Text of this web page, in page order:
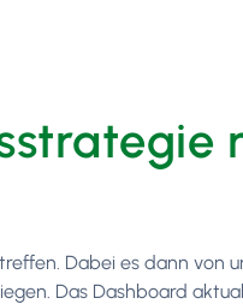
Dabei es dann von
Das Dashboard